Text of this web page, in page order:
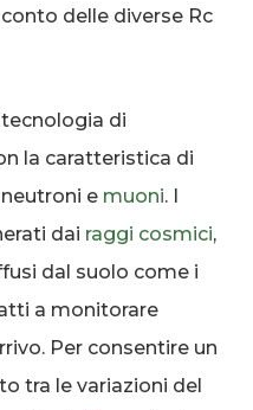
delle diverse Rc
di
la caratteristica di
e muoni. I
dai raggi cosmici,
dal suolo come i
a monitorare
Per consentire un
tra le variazioni del